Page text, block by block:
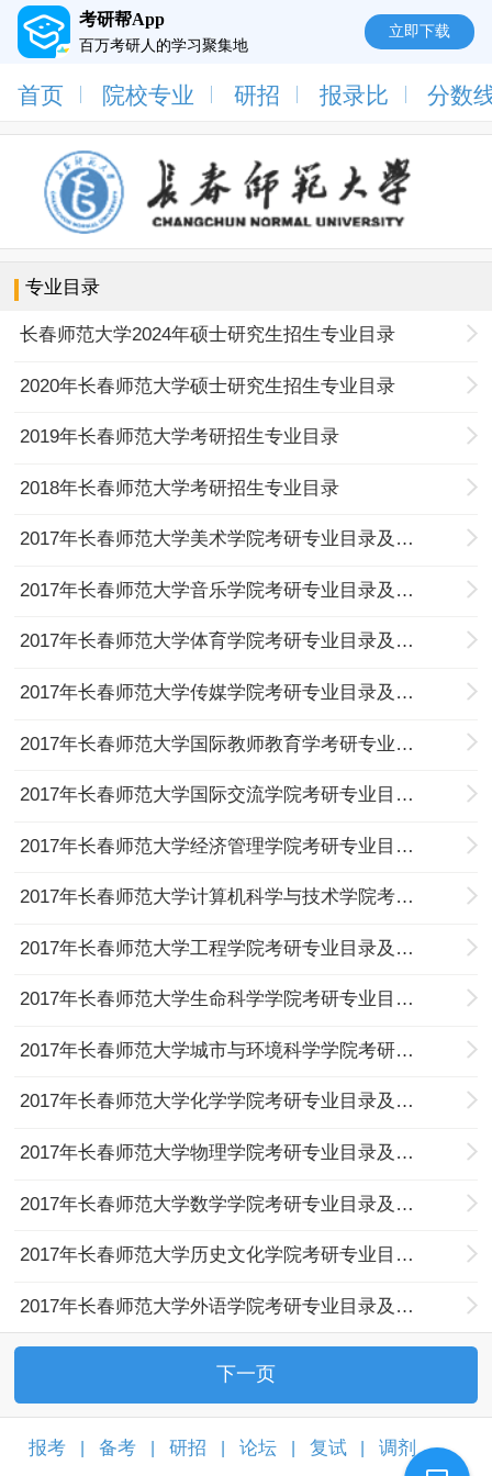
考研帮App
百万考研人的学习聚集地
立即下载
首页 院校专业 研招 报录比 分数
专业目录
长春师范大学2024年硕士研究生招生专业目录
2020年长春师范大学硕士研究生招生专业目录
2019年长春师范大学考研招生专业目录
2018年长春师范大学考研招生专业目录
2017年长春师范大学美术学院考研专业目录及考试科目
2017年长春师范大学音乐学院考研专业目录及考试科目
2017年长春师范大学体育学院考研专业目录及考试科目
2017年长春师范大学传媒学院考研专业目录及考试科目
2017年长春师范大学国际教师教育学考研专业目录及考试科目
2017年长春师范大学国际交流学院考研专业目录及考试科目
2017年长春师范大学经济管理学院考研专业目录及考试科目
2017年长春师范大学计算机科学与技术学院考研专业目录及考试科目
2017年长春师范大学工程学院考研专业目录及考试科目
2017年长春师范大学生命科学学院考研专业目录及考试科目
2017年长春师范大学城市与环境科学学院考研专业目录及考试科目
2017年长春师范大学化学学院考研专业目录及考试科目
2017年长春师范大学物理学院考研专业目录及考试科目
2017年长春师范大学数学学院考研专业目录及考试科目
2017年长春师范大学历史文化学院考研专业目录及考试科目
2017年长春师范大学外语学院考研专业目录及考试科目
下一页
报考 备考 研招 论坛 复试 调剂